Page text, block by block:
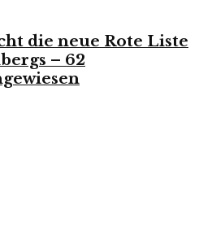
die neue Rote Liste
– 62